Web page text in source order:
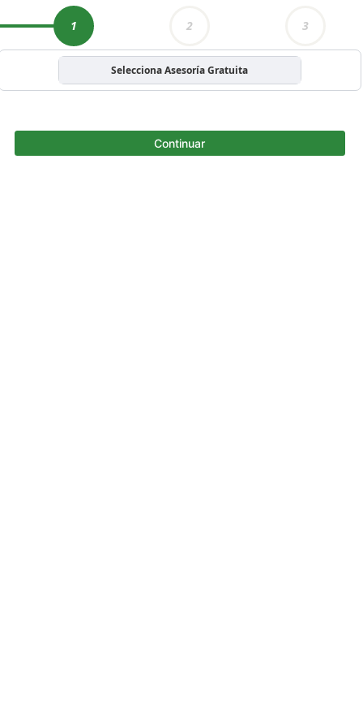
1 2 3
Selecciona Asesoría Gratuita
Continuar